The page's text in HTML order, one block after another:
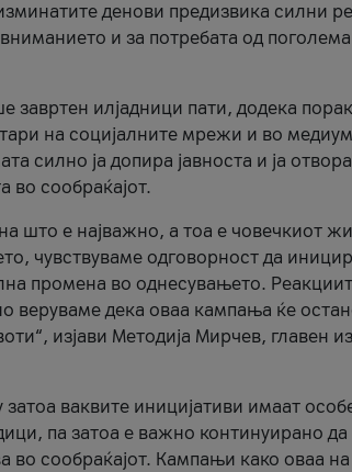
денови предизвика силни
и за потребата од
илјадници пати, додека
на социјалните мрежи и во
силно ја допира јавноста и ја
во сообраќајот.
што е најважно, а тоа е човечкиот
чувствуваме одговорност да
промена во однесувањето.
веруваме дека оваа кампања ќе
изјави Методија Мирчев, главен
ваквите иницијативи имаат
па затоа е важно континуирано да
во сообраќајот. Кампањи како оваа на